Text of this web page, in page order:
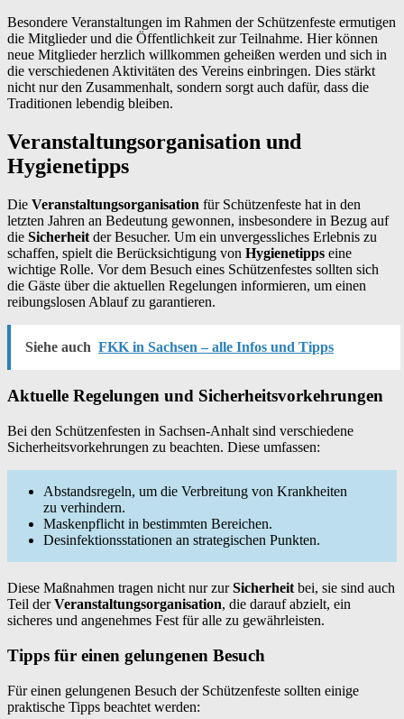
Besondere Veranstaltungen im Rahmen der Schützenfeste ermutigen
die Mitglieder und die Öffentlichkeit zur Teilnahme. Hier können
neue Mitglieder herzlich willkommen geheißen werden und sich in
die verschiedenen Aktivitäten des Vereins einbringen. Dies stärkt
nicht nur den Zusammenhalt, sondern sorgt auch dafür, dass die
Traditionen lebendig bleiben.
Veranstaltungsorganisation und
Hygienetipps
Die Veranstaltungsorganisation für Schützenfeste hat in den
letzten Jahren an Bedeutung gewonnen, insbesondere in Bezug auf
die Sicherheit der Besucher. Um ein unvergessliches Erlebnis zu
schaffen, spielt die Berücksichtigung von Hygienetipps eine
wichtige Rolle. Vor dem Besuch eines Schützenfestes sollten sich
die Gäste über die aktuellen Regelungen informieren, um einen
reibungslosen Ablauf zu garantieren.
Siehe auch FKK in Sachsen – alle Infos und Tipps
Aktuelle Regelungen und Sicherheitsvorkehrungen
Bei den Schützenfesten in Sachsen-Anhalt sind verschiedene
Sicherheitsvorkehrungen zu beachten. Diese umfassen:
Abstandsregeln, um die Verbreitung von Krankheiten
zu verhindern.
Maskenpflicht in bestimmten Bereichen.
Desinfektionsstationen an strategischen Punkten.
Diese Maßnahmen tragen nicht nur zurSicherheit bei, sie sind auch
Teil derVeranstaltungsorganisation, die darauf abzielt, ein
sicheres und angenehmes Fest für alle zu gewährleisten.
Tipps für einen gelungenen Besuch
Für einen gelungenen Besuch der Schützenfeste sollten einige
praktische Tipps beachtet werden: